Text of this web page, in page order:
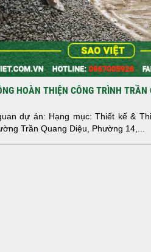
HOÀN THIỆN CÔNG TRÌNH TRẦN
dự án: Hạng mục: Thiết kế &
Trần Quang Diệu, Phường 14,...